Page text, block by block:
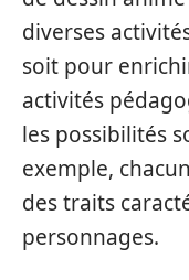
diverses
soit pour
activités
les possibilités
exemple,
des traits
personnages.